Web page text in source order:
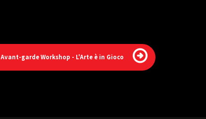
Avant-garde Workshop - L'Arte è in Gioco